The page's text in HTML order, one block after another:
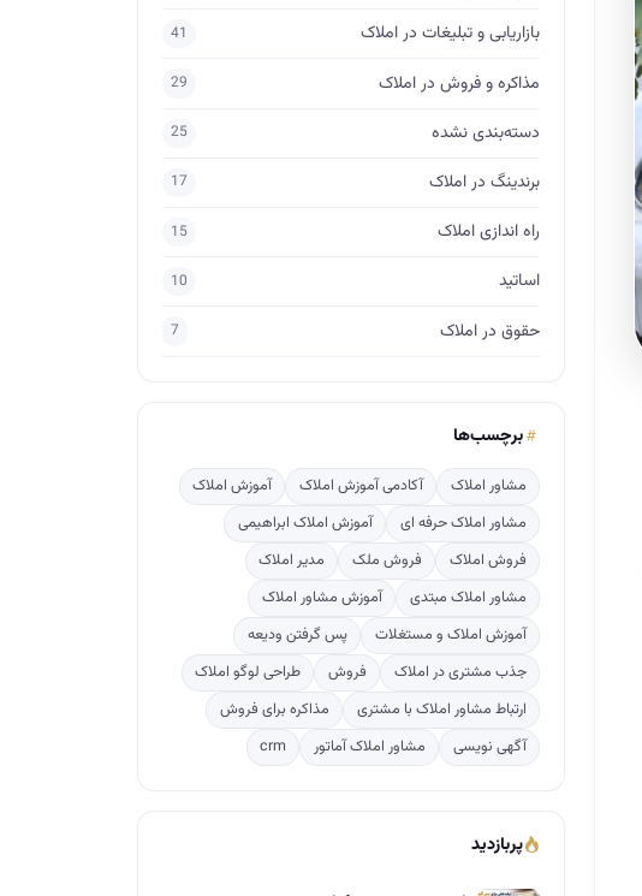
بازاریابی و تبلیغات در املاک 41
مذاکره و فروش در املاک 29
دسته‌بندی نشده 25
برندینگ در املاک 17
راه اندازی املاک 15
اساتید 10
حقوق در املاک 7
برچسب‌ها
مشاور املاک آکادمی آموزش املاک
آموزش املاک
مشاور املاک حرفه ای
آموزش املاک ابراهیمی
فروش املاک
فروش ملک
مدیر املاک
مشاور املاک مبتدی
آموزش مشاور املاک
آموزش املاک و مستغلات
پس گرفتن ودیعه
جذب مشتری در املاک
فروش
طراحی لوگو املاک
ارتباط مشاور املاک با مشتری
مذاکره برای فروش
آگهی نویسی
مشاور املاک آماتور crm
پربازدید